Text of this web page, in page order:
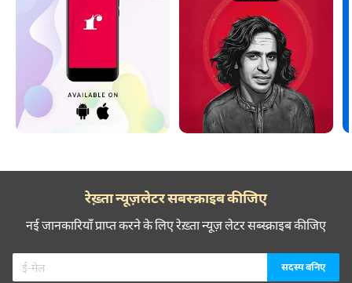
रेख़्ता न्यूज़लेटर सबस्क्राइब कीजिए
नई जानकारियाँ प्राप्त करने के लिए रेख़्ता न्यूज़ लेटर सब्स्क्राइब कीजिए